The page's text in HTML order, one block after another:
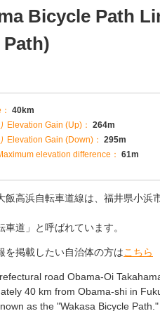
Bicycle Path
40km
Elevation Gain (Up)： 264m
Elevation Gain (Down)： 295m
elevation difference： 61m
飯高浜自転車道線は、福井県小浜
車道」と呼ばれています。
を掲載したい自治体の方はこちら
road Obama-Oi
40 km from Obama-shi in
as the "Wakasa Bicycle Path."